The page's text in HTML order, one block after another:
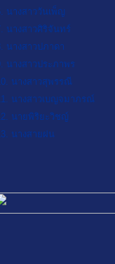
นางสาววันเพ็ญ
นางสาวศิริจันทร์
นางสาวปภาดา
นางสาวประภาพร
นางสาวสุพรรณี
นางสาวเบญจมาภรณ์
นายพิริยะวิชญ์
นางสายฝน